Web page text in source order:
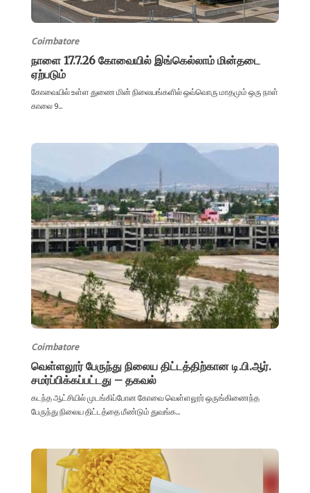
Coimbatore
நாளை 17.7.26 கோவையில் இங்கெல்லாம் மின்தடை
ஏற்படும்
கோவையில் உள்ள துணை மின் நிலையங்களில் ஒவ்வொரு மாதமும் ஒரு நாள்
காலை 9...
Coimbatore
வெள்ளலூர் பேருந்து நிலைய திட்டத்திற்கான டி.பி.ஆர்.
சமர்ப்பிக்கப்பட்டது – தகவல்
கடந்த ஆட்சியில் முடங்கிப்போன கோவை வெள்ளலூர் ஒருங்கிணைந்த
பேருந்து நிலைய திட்டத்தை மீண்டும் துவங்க...